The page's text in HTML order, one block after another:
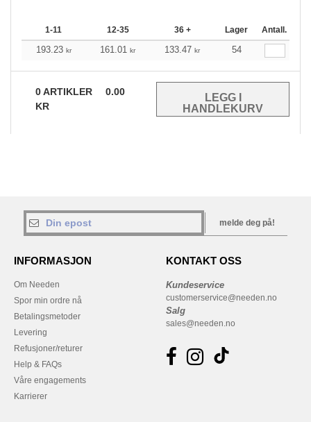
1-11 12-35 36 + Lager Antall.
193.23 kr 161.01 kr 133.47 kr 54
0ARTIKLER
0.00
KR
melde deg på!
INFORMASJON
Om Needen
Spor min ordre nå
Betalingsmetoder
Levering
Refusjoner/returer
Help & FAQs
Våre engagements
Karrierer
KONTAKT OSS
Kundeservice
customerservice@needen.no
Salg
sales@needen.no